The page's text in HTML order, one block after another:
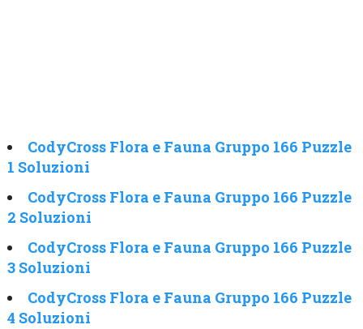
CodyCross Flora e Fauna Gruppo 166 Puzzle
1 Soluzioni
CodyCross Flora e Fauna Gruppo 166 Puzzle
2 Soluzioni
CodyCross Flora e Fauna Gruppo 166 Puzzle
3 Soluzioni
CodyCross Flora e Fauna Gruppo 166 Puzzle
4 Soluzioni